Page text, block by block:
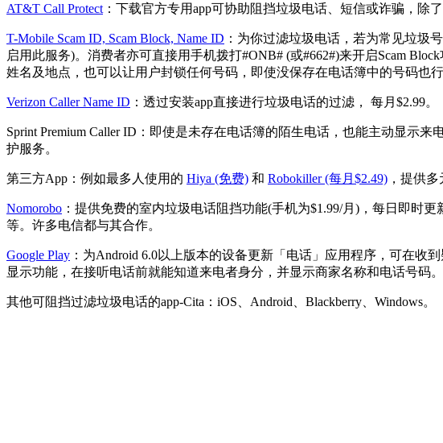
AT&T Call Protect ：下载官方专用app可协助阻挡垃圾电话、短信或诈骗，除
T-Mobile Scam ID, Scam Block, Name ID ：为你过滤垃圾电话，若为常见垃圾
启用此服务)。消费者亦可直接用手机拨打#ONB# (或#662#)来开启Scam
姓名及地点，也可以让用户封锁任何号码，即使没保存在电话簿中的号码也行
Verizon Caller Name ID ：透过安装app直接进行垃圾电话的过滤， 每月$2.99。
Sprint Premium Caller ID：即使是未存在电话簿的陌生电话，也能主动显示
护服务。
第三方App：例如最多人使用的 Hiya (免费) 和 Robokiller (每月$2.49) ，提供
Nomorobo ：提供免费的室内垃圾电话阻挡功能(手机为$1.99/月)，每日即时
等。许多电信都与其合作。
Google Play ：为Android 6.0以上版本的设备更新「电话」应用程序，可在
显示功能，在接听电话前就能知道来电者身分，并显示商家名称和电话号码。
其他可阻挡过滤垃圾电话的app-Cita：iOS、Android、Blackberry、Windows。